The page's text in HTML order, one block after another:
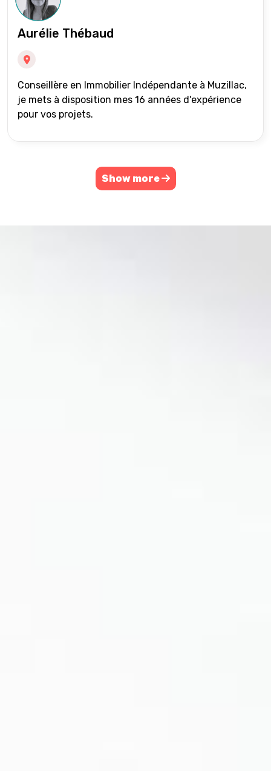
Aurélie Thébaud
Conseillère en Immobilier Indépendante à Muzillac,
je mets à disposition mes 16 années d'expérience
pour vos projets.
Show more